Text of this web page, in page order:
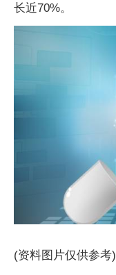
长近70%。
(资料图片仅供参考)